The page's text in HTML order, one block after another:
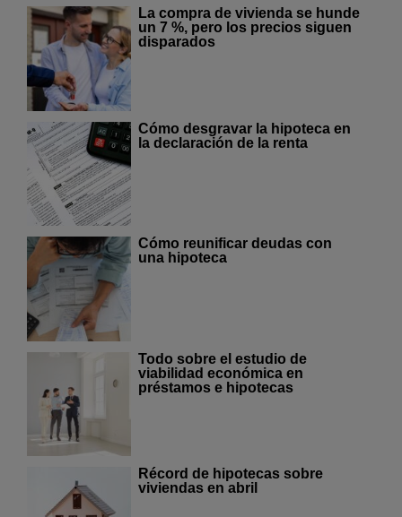
La compra de vivienda se hunde
un 7 %, pero los precios siguen
disparados
Cómo desgravar la hipoteca en
la declaración de la renta
Cómo reunificar deudas con
una hipoteca
Todo sobre el estudio de
viabilidad económica en
préstamos e hipotecas
Récord de hipotecas sobre
viviendas en abril